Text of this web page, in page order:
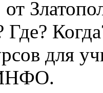
Где?
для
ИНФО.